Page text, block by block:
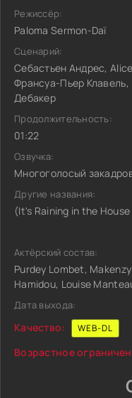
Режиссёр:
Paloma Sermon-Daï
Сценарий:
Себастьен Андрес,
Франсуа-Пьер Клавель,
Дебакер
Продолжительность:
01:22
Озвучка:
Многоголосый
Другие названия:
(It's Raining in the House
Актёрский состав:
Purdey Lombet,
Hamidou, Louise
Дата выхода:
Качество: WEB-DL
Возрастное